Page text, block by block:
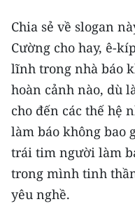
Chia sẻ về slogan
Cường cho hay, ê-
lĩnh trong nhà báo
hoàn cảnh nào, dù
cho đến các thế hệ
làm báo không bao
trái tim người làm
trong mình tinh
yêu nghề.